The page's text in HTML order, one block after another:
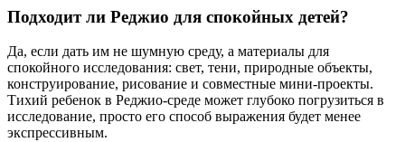
Подходит ли Реджио для спокойных детей?
Да, если дать им не шумную среду, а материалы для
спокойного исследования: свет, тени, природные объекты,
конструирование, рисование и совместные мини-проекты.
Тихий ребенок в Реджио-среде может глубоко погрузиться в
исследование, просто его способ выражения будет менее
экспрессивным.